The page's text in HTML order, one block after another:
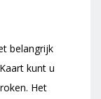
belangrijk
kunt u
Het